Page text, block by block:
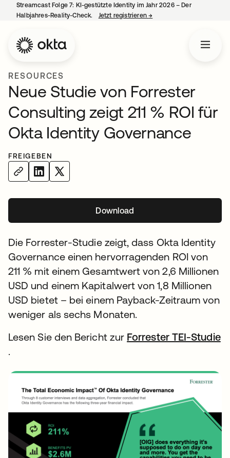
Streamcast Folge 7: KI-gestützte Identity im Jahr 2026 – Der
Halbjahres-Reality-Check.
Jetzt registrieren→
RESOURCES
Neue Studie von Forrester
Consulting zeigt 211 % ROI für
Okta Identity Governance
FREIGEBEN
Download
Die Forrester-Studie zeigt, dass Okta Identity
Governance einen hervorragenden ROI von
211 % mit einem Gesamtwert von 2,6 Millionen
USD und einem Kapitalwert von 1,8 Millionen
USD bietet – bei einem Payback-Zeitraum von
weniger als sechs Monaten.
Lesen Sie den Bericht zur Forrester TEI-Studie
wird in einer neuen Registerkarte geöffnet
.